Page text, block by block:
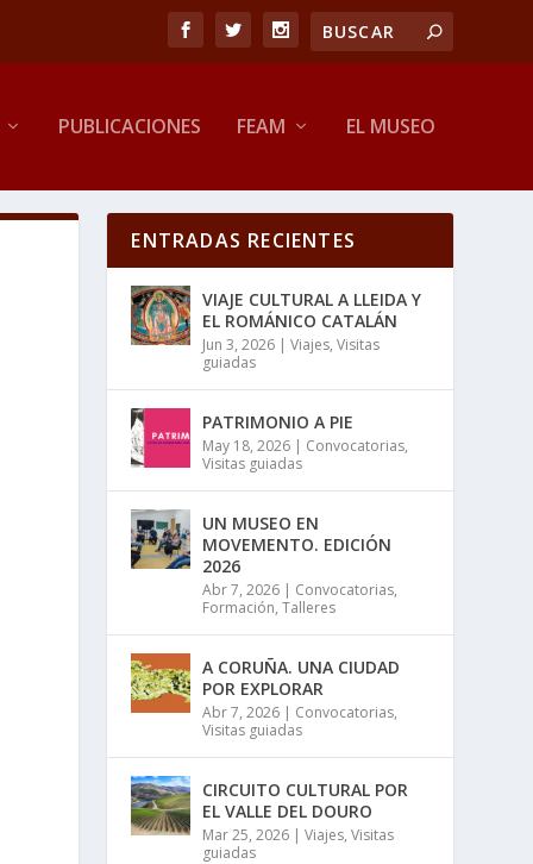
PUBLICACIONES FEAM EL MUSEO
ENTRADAS RECIENTES
VIAJE CULTURAL A LLEIDA Y
EL ROMÁNICO CATALÁN
Jun 3, 2026 |Viajes,Visitas
guiadas
PATRIMONIO A PIE
May 18, 2026 | Convocatorias,
Visitas guiadas
UN MUSEO EN
MOVEMENTO. EDICIÓN
2026
Abr 7, 2026 | Convocatorias,
Formación,Talleres
A CORUÑA. UNA CIUDAD
POR EXPLORAR
Abr 7, 2026 | Convocatorias,
Visitas guiadas
CIRCUITO CULTURAL POR
EL VALLE DEL DOURO
Mar 25, 2026 |Viajes,Visitas
guiadas